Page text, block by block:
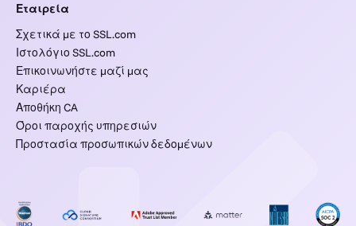
Εταιρεία
Σχετικά με το SSL.com
Ιστολόγιο SSL.com
Επικοινωνήστε μαζί μας
Καριέρα
Αποθήκη CA
Όροι παροχής υπηρεσιών
Προστασία προσωπικών δεδομένων